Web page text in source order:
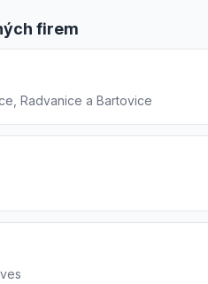
firem
Radvanice a Bartovice